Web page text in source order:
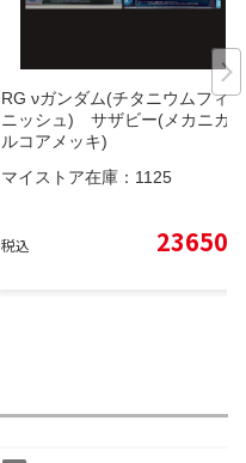
RG νガンダム(チタニウムフィ
ニッシュ) サザビー(メカニカ
ルコアメッキ)
マイストア在庫： 1125
税込 23650